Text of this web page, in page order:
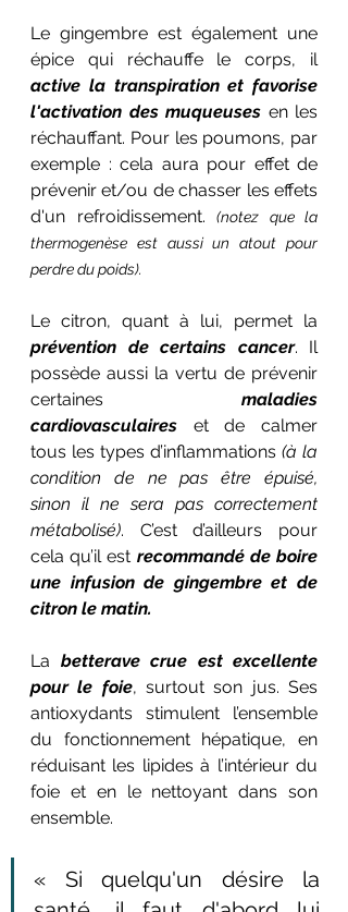
Le gingembre est également une
active la transpiration et favorise
l'activation des muqueuses en les
réchauffant. Pour les poumons, par
exemple : cela aura pour effet de
prévenir et/ou de chasser les effets
d'un refroidissement. (notez que la
thermogenèse est aussi un atout pour
perdre du poids).
prévention de certains cancer. Il
possède aussi la vertu de prévenir
certaines maladies
cardiovasculaires et de calmer
tous les types d’inflammations (à la
condition de ne pas être épuisé,
sinon il ne sera pas correctement
métabolisé). C’est d’ailleurs pour
cela qu’il est recommandé de boire
une infusion de gingembre et de
citron le matin.
La betterave crue est excellente
pour le foie, surtout son jus. Ses
antioxydants stimulent l’ensemble
du fonctionnement hépatique, en
réduisant les lipides à l’intérieur du
foie et en le nettoyant dans son
ensemble.
« Si quelqu'un désire la